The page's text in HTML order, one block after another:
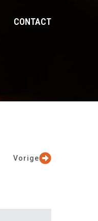
CONTACT
Vorige